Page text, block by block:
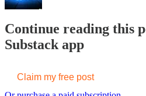
Continue reading this
Substack app
Claim my free post